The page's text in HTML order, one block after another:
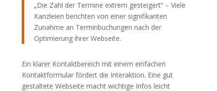
„Die Zahl der Termine extrem gesteigert“ – Viele
Kanzleien berichten von einer signifikanten
Zunahme an Terminbuchungen nach der
Optimierung ihrer Webseite.
Ein klarer Kontaktbereich mit einem einfachen
Kontaktformular fördert die Interaktion. Eine gut
gestaltete Webseite macht wichtige Infos leicht